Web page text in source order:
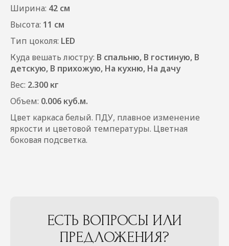
Ширина: 42 см
Высота: 11 см
Тип цоколя: LED
Куда вешать люстру: В спальню, В гостиную, В
детскую, В прихожую, На кухню, На дачу
Вес: 2.300 кг
Объем: 0.006 куб.м.
Цвет каркаса белый. ПДУ, плавное изменение
яркости и цветовой температуры. Цветная
боковая подсветка.
ЕСТЬ ВОПРОСЫ ИЛИ
ПРЕДЛОЖЕНИЯ?